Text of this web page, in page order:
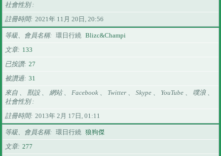
社會性別
註冊時間
2021年 11月 20日, 20:56
等級、會員名稱 環日行繞 Blizc&Champi
文章
133
已按讚 27
被讚過 31
來自 、 獸設 、 網站 、 Facebook 、 Twitter 、 Skype 、 YouTube 、 噗浪 、
社會性別
註冊時間
2013年 2月 17日, 01:11
等級、會員名稱 環日行繞 狼狗傑
文章 277